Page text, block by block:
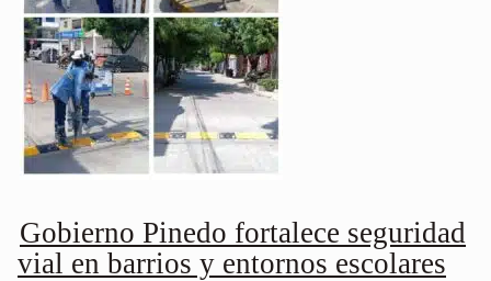
Gobierno Pinedo fortalece seguridad
vial en barrios y entornos escolares